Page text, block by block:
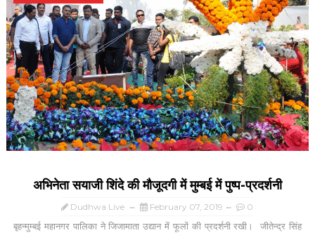
अभिनेता सयाजी शिंदे की मौजूदगी में मुम्बई में पुष्प-प्रदर्शनी
Dudhwa Live February 07, 2019 0
बृहन्मुम्बई महानगर पालिका ने जिजामाता उद्यान में फूलों की प्रदर्शनी रखी। जीतेन्द्र सिंह